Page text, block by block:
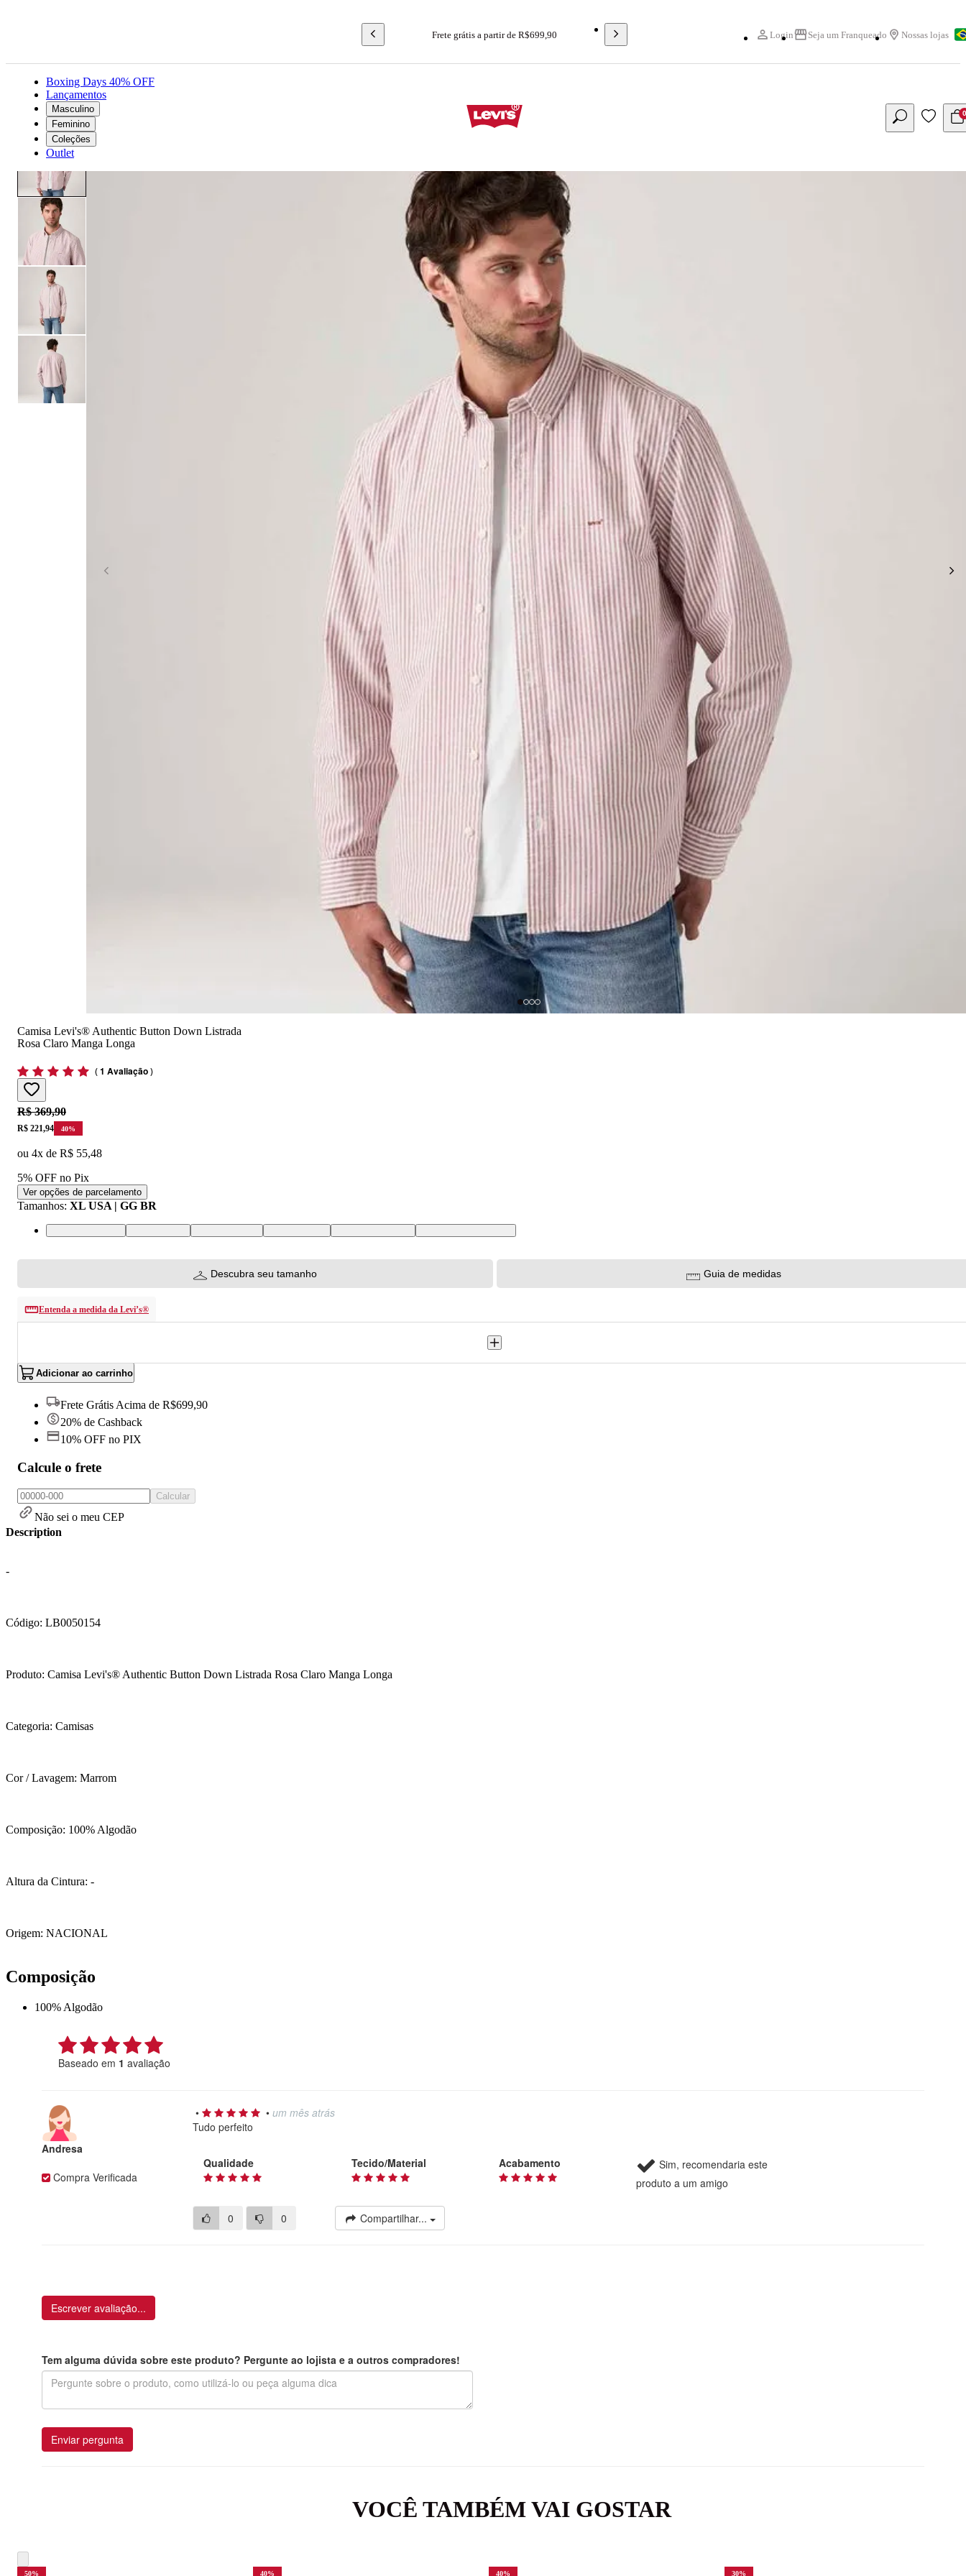
Frete grátis a partir de R$699,90 Login Seja um Franqueado Nossas lojas
Boxing Days 40% OFF
Lançamentos
Masculino
Feminino
Coleções
Outlet
0
Masculino
Camisa Levi's® Authentic Button Down Listrada
Rosa Claro Manga Longa
(1 Avaliação)
Original price:
R$ 369,90
Price:
R$ 221,94 40%
ou 4x de R$ 55,48
5% OFF no Pix
Ver opções de parcelamento
Tamanhos: XL USA | GG BR
XS USA | PP BRS USA | P BRM USA | M BRL USA | G BRXL USA | GG BRXXL USA | EGG BR
Descubra seu tamanho Guia de medidas
Entenda a medida da Levi’s®
Adicionar ao carrinho
Frete Grátis Acima de R$699,90
20% de Cashback
10% OFF no PIX
Calcule o frete
Calcular
Não sei o meu CEP
Description
-
Código: LB0050154
Produto: Camisa Levi's® Authentic Button Down Listrada Rosa Claro Manga Longa
Categoria: Camisas
Cor / Lavagem: Marrom
Composição: 100% Algodão
Altura da Cintura: -
Origem: NACIONAL
Composição
100% Algodão
Baseado em 1 avaliação
Andresa
Compra Verificada
• • um mês atrás
Tudo perfeito
Qualidade Tecido/Material Acabamento
Sim, recomendaria este
produto a um amigo
0 0 Compartilhar...
Escrever avaliação...
Tem alguma dúvida sobre este produto? Pergunte ao lojista e a outros compradores!
Enviar pergunta
VOCÊ TAMBÉM VAI GOSTAR
50% 40% 40% 30%